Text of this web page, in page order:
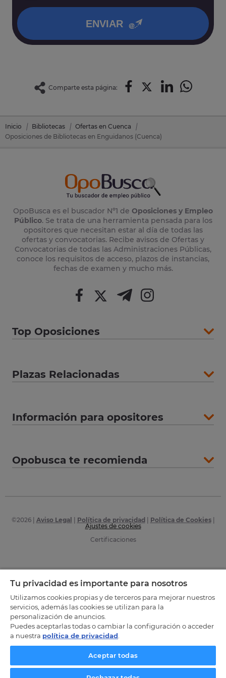
ENVIAR
Comparte esta página:
Inicio Bibliotecas
Ofertas en Cuenca
Oposiciones de Bibliotecas en Enguidanos (Cuenca)
OpoBusca es el buscador Nº1 de Oposiciones y Empleo
Público. Se trata de una herramienta pensada para los
opositores que necesitan estar al día de todas las
ofertas y convocatorias. Recibe avisos de Ofertas y
Convocatorias de todas las Administraciones Públicas,
conoce los requisitos de acceso, plazos de instancias,
fechas de examen y mucho más.
Top Oposiciones
Plazas Relacionadas
Información para opositores
Opobusca te recomienda
©2026| Aviso Legal Política de privacidad Política de Cookies|
Ajustes de cookies
Certificaciones
Tu privacidad es importante para nosotros
Utilizamos cookies propias y de terceros para mejorar nuestros
servicios, además las cookies se utilizan para la
personalización de anuncios.
Puedes aceptarlas todas o cambiar la configuración o acceder
a nuestra política de privacidad
Aceptar todas